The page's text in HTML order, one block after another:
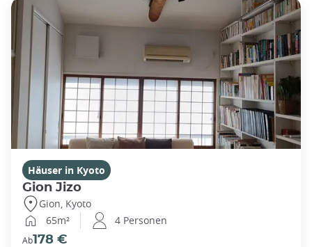
Häuser in Kyoto
Gion Jizo
Gion, Kyoto
65m²
4 Personen
Ab178 €